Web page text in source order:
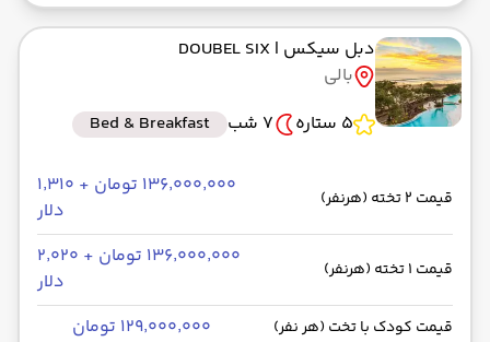
دبل سیکس | DOUBEL SIX
بالی
5 ستاره
7 شب Bed & Breakfast
قیمت 2 تخته (هرنفر)
۱۳۶٬۰۰۰٬۰۰۰ تومان + ۱٬۳۱۰
دلار
قیمت 1 تخته (هرنفر)
۱۳۶٬۰۰۰٬۰۰۰ تومان + ۲٬۰۲۰
دلار
قیمت کودک با تخت (هر نفر) ۱۲۹٬۰۰۰٬۰۰۰ تومان